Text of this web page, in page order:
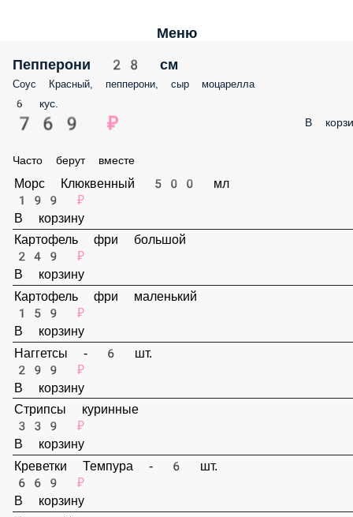
Меню
Пепперони 28 см
Соус Красный, пепперони, сыр моцарелла
6 кус.
769 ₽ В
Часто берут вместе
Морс Клюквенный 500 мл
199 ₽
В корзину
Картофель фри большой
249 ₽
В корзину
Картофель фри маленький
159 ₽
В корзину
Наггетсы - 6 шт.
299 ₽
Стрипсы куринные
339 ₽
В корзину